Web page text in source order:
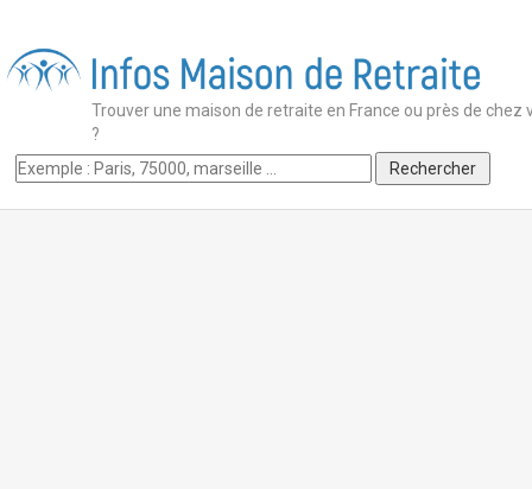
Trouver une maison de retraite en France ou près de chez
?